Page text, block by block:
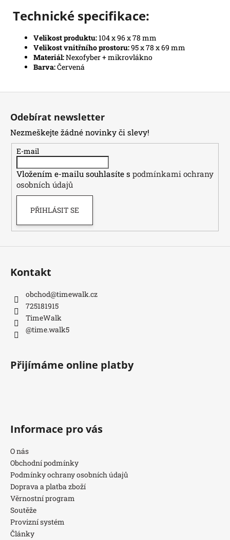
Technické specifikace:
Velikost produktu:104 x 96 x 78 mm
Velikost vnitřního prostoru:95 x 78 x 69 mm
Materiál:Nexofyber + mikrovlákno
Barva:Červená
Odebírat newsletter
Nezmeškejte žádné novinky či slevy!
E-mail
Vložením e-mailu souhlasíte s podmínkami ochrany
osobních údajů
PŘIHLÁSIT SE
Kontakt
obchod@timewalk.cz
725181915
TimeWalk
@time.walk5
Přijímáme online platby
Informace pro vás
O nás
Obchodní podmínky
Podmínky ochrany osobních údajů
Doprava a platba zboží
Věrnostní program
Soutěže
Provizní systém
Články